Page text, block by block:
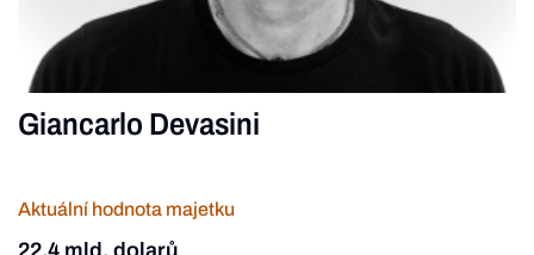
Giancarlo Devasini
Aktuální hodnota majetku
22,4 mld. dolarů